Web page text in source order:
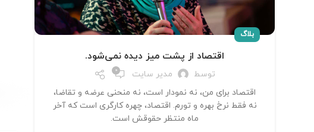
بلاگ
اقتصاد از پشت میز دیده نمی‌شود.
توسط مدیر سایت 0
اقتصاد برای من، نه نمودار است، نه منحنی عرضه و تقاضا،
نه فقط نرخ بهره و تورم. اقتصاد، چهره کارگری است که آخر
ماه منتظر حقوقش است.